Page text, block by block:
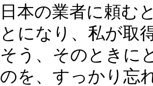
日本の業者に頼む
とになり、私が取
そう、そのときに
のを、すっかり忘